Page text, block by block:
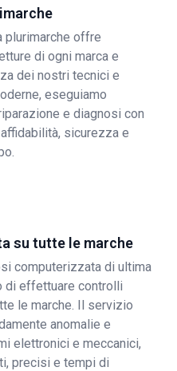
plurimarche offre
di ogni marca e
dei nostri tecnici e
eseguiamo
e diagnosi con
sicurezza e
su tutte le marche
computerizzata di ultima
di effettuare controlli
le marche. Il servizio
anomalie e
elettronici e meccanici,
precisi e tempi di